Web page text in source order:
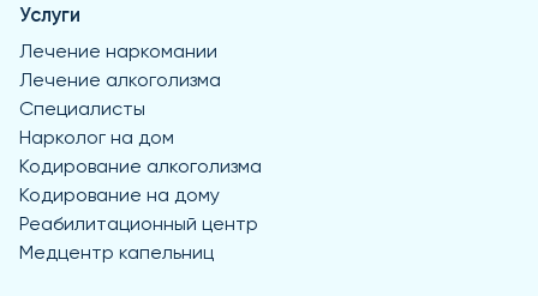
Услуги
Лечение наркомании
Лечение алкоголизма
Специалисты
Нарколог на дом
Кодирование алкоголизма
Кодирование на дому
Реабилитационный центр
Медцентр капельниц